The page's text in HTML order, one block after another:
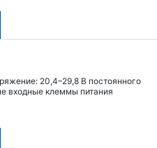
20,4–29,8 В постоянного
входные клеммы питания